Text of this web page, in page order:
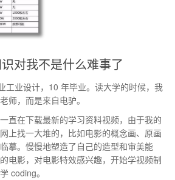
对我不是什么难事了
工业设计，10 年毕业。读大学的时候，我
师，而是来自电驴。
直在下载最新的学习资料视频，由于我的
上找一大堆的，比如电影的概念画、原画
摹。慢慢地塑造了自己的造型和审美能
电影，对电影特效感兴趣，开始学视频制
coding。